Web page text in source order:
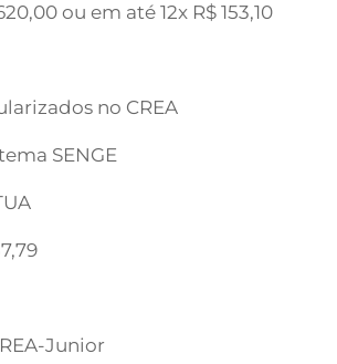
ou em até 12x R$ 153,10
no CREA
SENGE
Junior